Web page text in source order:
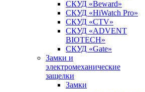
СКУД «Beward»
СКУД «HiWatch Pro»
СКУД «CTV»
СКУД «ADVENT
BIOTECH»
СКУД «Gate»
Замки и
электромеханические
защелки
Замки